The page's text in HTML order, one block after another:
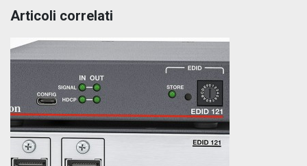
Articoli correlati